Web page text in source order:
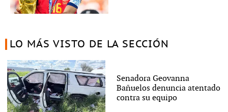
LO MÁS VISTO DE LA SECCIÓN
Senadora Geovanna
Bañuelos denuncia atentado
contra su equipo